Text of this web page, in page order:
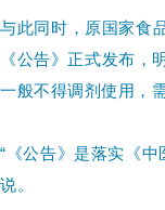
与此同时，原国家食
《公告》正式发布
一般不得调剂使用，
“《公告》是落实《
说。